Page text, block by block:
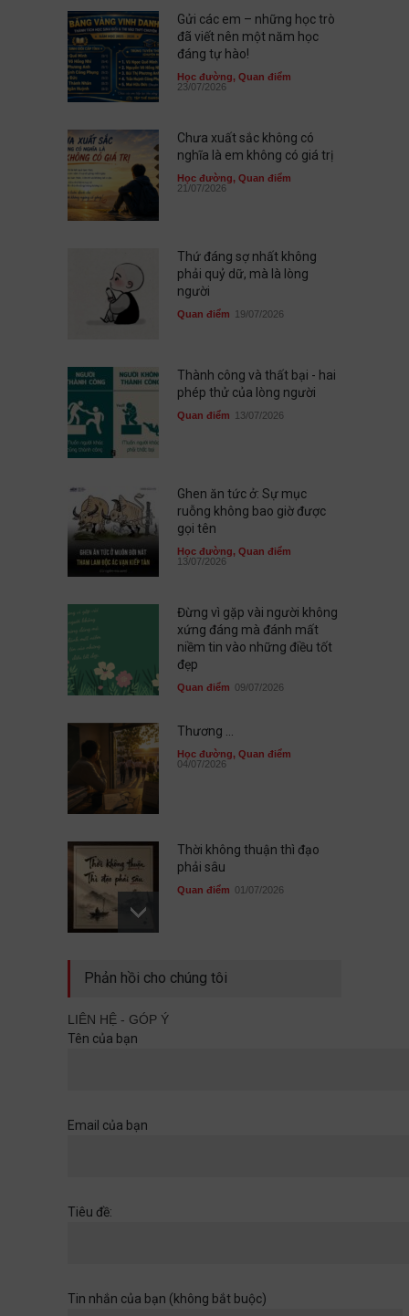
Gửi các em – những học trò
đã viết nên một năm học
đáng tự hào!
Học đường, Quan điểm
23/07/2026
Chưa xuất sắc không có
nghĩa là em không có giá trị
Học đường, Quan điểm
21/07/2026
Thứ đáng sợ nhất không
phải quỷ dữ, mà là lòng
người
Quan điểm 19/07/2026
Thành công và thất bại - hai
phép thử của lòng người
Quan điểm 13/07/2026
Ghen ăn tức ở: Sự mục
ruỗng không bao giờ được
gọi tên
Học đường, Quan điểm
13/07/2026
Đừng vì gặp vài người không
xứng đáng mà đánh mất
niềm tin vào những điều tốt
đẹp
Quan điểm 09/07/2026
Thương ...
Học đường, Quan điểm
04/07/2026
Thời không thuận thì đạo
phải sâu
Quan điểm 01/07/2026
Sau cùng, mình đã không đi
cùng nhau
Phản hồi cho chúng tôi
LIÊN HỆ - GÓP Ý
Tên của bạn
Email của bạn
Tiêu đề:
Tin nhắn của bạn (không bắt buộc)